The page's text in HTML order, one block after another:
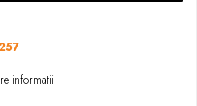
informatii